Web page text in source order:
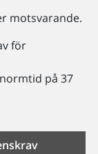
motsvarande.
för
på 37